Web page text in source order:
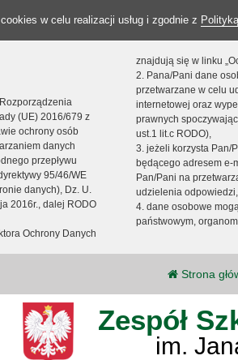
w celu realizacji usług i zgodnie z
(UE) 2016/679 z
ochrony osób
danych
przepływu
95/46/WE
danych), Dz. U.
2016r., dalej RODO
Ochrony Danych
znajdują się w linku
2. Pana/Pani dane
przetwarzane w celu
internetowej oraz
prawnych
ust.1 lit.c RODO),
3. jeżeli korzysta Pan/
będącego adresem e-
Pan/Pani na
udzielenia odpowiedzi,
4. dane osobowe
państwowym,
Strona
Zespół
im.